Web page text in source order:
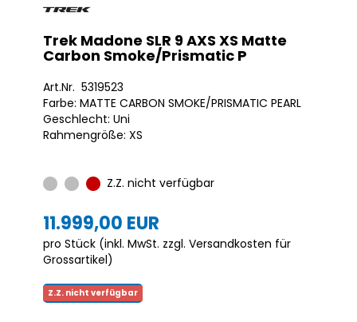
Trek Madone SLR 9 AXS XS Matte
Carbon Smoke/Prismatic P
Art.Nr. 5319523
Farbe: MATTE CARBON SMOKE/PRISMATIC PEARL
Geschlecht: Uni
Rahmengröße: XS
Z.Z. nicht verfügbar
11.999,00 EUR
pro Stück (inkl. MwSt. zzgl. Versandkosten für
Grossartikel)
Z.Z. nicht verfügbar